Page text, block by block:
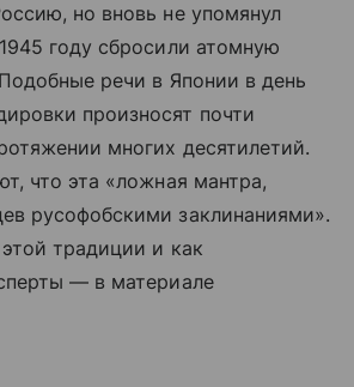
но вновь не упомянул
году сбросили атомную
речи в Японии в день
произносят почти
многих десятилетий.
что эта «ложная мантра,
русофобскими заклинаниями».
традиции и как
— в материале